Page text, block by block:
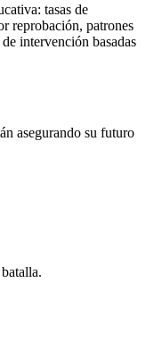
tasas de
reprobación, patrones
intervención basadas
asegurando su futuro